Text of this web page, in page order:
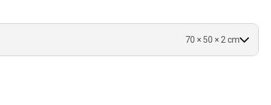
70 × 50 × 2 cm